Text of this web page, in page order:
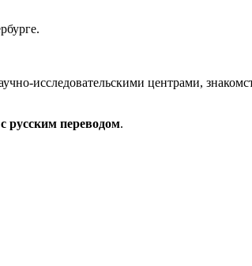
исследовательскими центрами,
русским переводом.